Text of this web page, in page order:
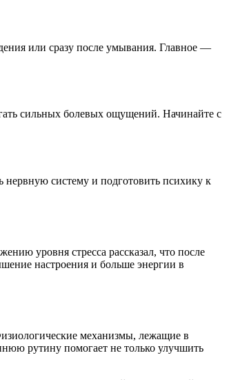
или сразу после умывания. Главное —
сильных болевых ощущений. Начинайте с
систему и подготовить психику к
уровня стресса рассказал, что после
настроения и больше энергии в
механизмы, лежащие в
рутину помогает не только улучшить